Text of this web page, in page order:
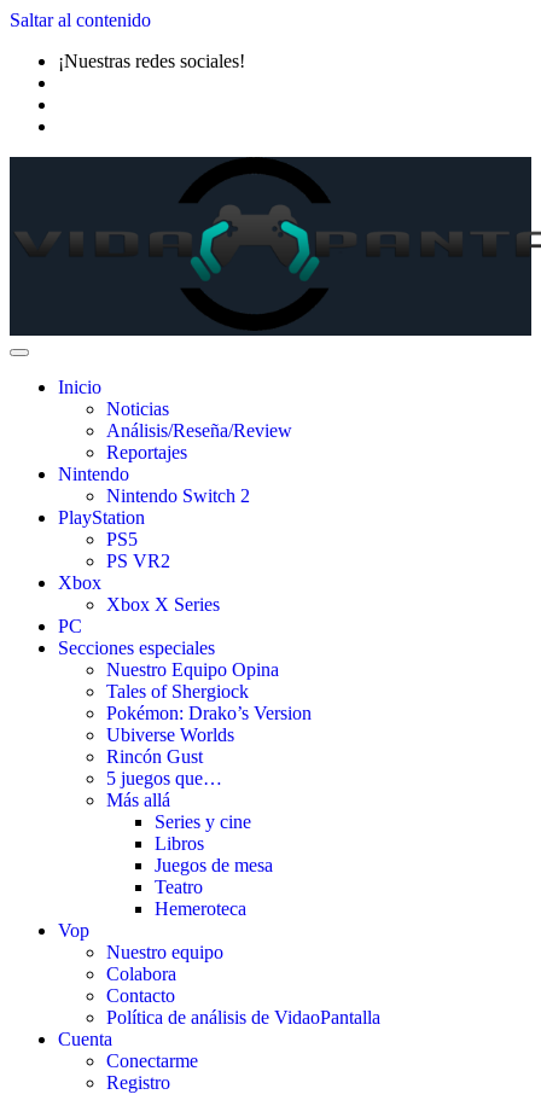
Saltar al contenido
¡Nuestras redes sociales!
Inicio
Noticias
Análisis/Reseña/Review
Reportajes
Nintendo
Nintendo Switch 2
PlayStation
PS5
PS VR2
Xbox
Xbox X Series
PC
Secciones especiales
Nuestro Equipo Opina
Tales of Shergiock
Pokémon: Drako’s Version
Ubiverse Worlds
Rincón Gust
5 juegos que…
Más allá
Series y cine
Libros
Juegos de mesa
Teatro
Hemeroteca
Vop
Nuestro equipo
Colabora
Contacto
Política de análisis de VidaoPantalla
Cuenta
Conectarme
Registro